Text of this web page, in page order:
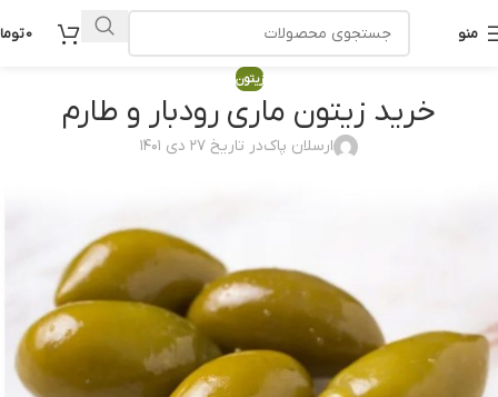
منو 0
زیتون
خرید زیتون ماری رودبار و طارم
ارسلان پاکدر تاریخ ۲۷ دی ۱۴۰۱